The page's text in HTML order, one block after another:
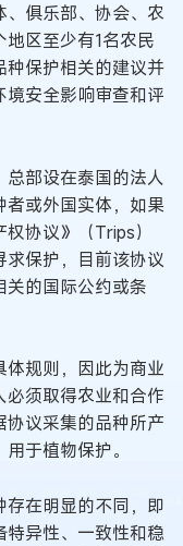
俱乐部、协会、农
区至少有1名农民
种保护相关的建议并
安全影响审查和评
部设在泰国的法人
或外国实体，如果
协议》（Trips）
保护，目前该协议
关的国际公约或条
体规则，因此为商业
须取得农业和合作
议采集的品种所产
于植物保护。
在明显的不同，即
特异性、一致性和稳